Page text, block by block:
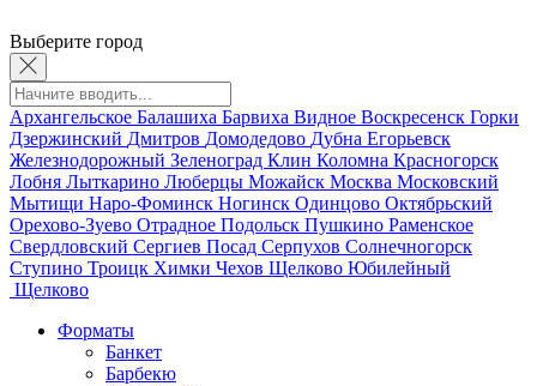
Выберите город
Архангельское Балашиха Барвиха Видное Воскресенск Горки
Дзержинский Дмитров Домодедово Дубна Егорьевск
Железнодорожный Зеленоград Клин Коломна Красногорск
Лобня Лыткарино Люберцы Можайск Москва Московский
Мытищи Наро-Фоминск Ногинск Одинцово Октябрьский
Орехово-Зуево Отрадное Подольск Пушкино Раменское
Свердловский Сергиев Посад Серпухов Солнечногорск
Ступино Троицк Химки Чехов Щелково Юбилейный
Щелково
Форматы
Банкет
Барбекю